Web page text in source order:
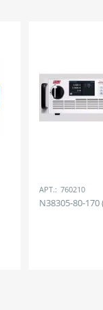
АРТ.: 760210
N38305-80-170